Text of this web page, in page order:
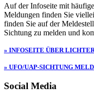
Auf der Infoseite mit
Meldungen finden Sie
finden Sie auf der
Sichtung zu melden und
» INFOSEITE ÜBER
» UFO/UAP-SICHTUNG
Social Media